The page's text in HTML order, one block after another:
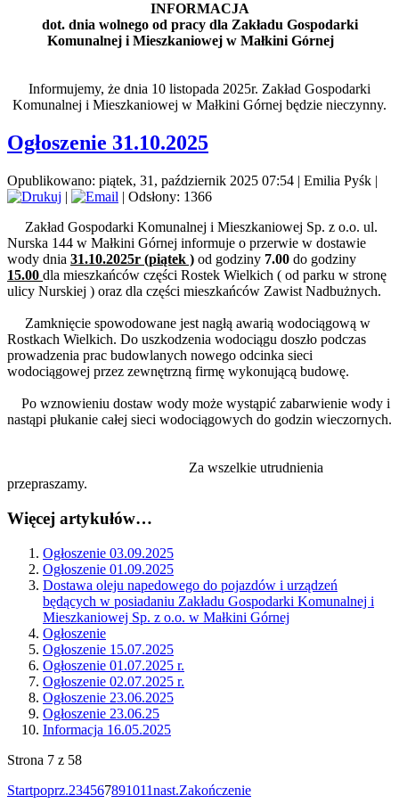
INFORMACJA
dot. dnia wolnego od pracy dla Zakładu Gospodarki
Komunalnej i Mieszkaniowej w Małkini Górnej
Informujemy, że dnia 10 listopada 2025r. Zakład Gospodarki
Komunalnej i Mieszkaniowej w Małkini Górnej będzie nieczynny.
Ogłoszenie 31.10.2025
Opublikowano: piątek, 31, październik 2025 07:54 | Emilia Pyśk |
|
| Odsłony: 1366
Zakład Gospodarki Komunalnej i Mieszkaniowej Sp. z o.o. ul.
Nurska 144 w Małkini Górnej informuje o przerwie w dostawie
wody dnia 31.10.2025r (piątek ) od godziny 7.00 do godziny
15.00 dla mieszkańców części Rostek Wielkich ( od parku w stronę
ulicy Nurskiej ) oraz dla części mieszkańców Zawist Nadbużnych.
Zamknięcie spowodowane jest nagłą awarią wodociągową w
Rostkach Wielkich. Do uszkodzenia wodociągu doszło podczas
prowadzenia prac budowlanych nowego odcinka sieci
wodociągowej przez zewnętrzną firmę wykonującą budowę.
Po wznowieniu dostaw wody może wystąpić zabarwienie wody i
nastąpi płukanie całej sieci wodociągowych do godzin wieczornych.
Za wszelkie utrudnienia
przepraszamy.
Więcej artykułów…
Ogłoszenie 03.09.2025
Ogłoszenie 01.09.2025
Dostawa oleju napedowego do pojazdów i urządzeń
będących w posiadaniu Zakładu Gospodarki Komunalnej i
Mieszkaniowej Sp. z o.o. w Małkini Górnej
Ogłoszenie
Ogłoszenie 15.07.2025
Ogłoszenie 01.07.2025 r.
Ogłoszenie 02.07.2025 r.
Ogłoszenie 23.06.2025
Ogłoszenie 23.06.25
Informacja 16.05.2025
Strona 7 z 58
Startpoprz.234567891011nast.Zakończenie